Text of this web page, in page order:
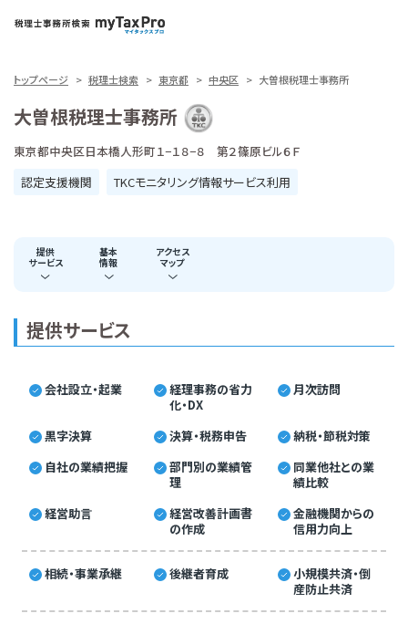
トップページ 税理士検索 東京都 中央区 大曽根税理士事務所
大曽根税理士事務所
東京都中央区日本橋人形町１−１８−８ 第２篠原ビル６Ｆ
認定支援機関
TKCモニタリング情報サービス利用
提供
サービス
基本
情報
アクセス
マップ
提供サービス
会社設立・起業
経理事務の省力
化・DX
月次訪問
黒字決算 決算・税務申告
納税・節税対策
自社の業績把握
部門別の業績管
理
同業他社との業
績比較
経営助言
経営改善計画書
の作成
金融機関からの
信用力向上
相続・事業承継 後継者育成
小規模共済・倒
産防止共済